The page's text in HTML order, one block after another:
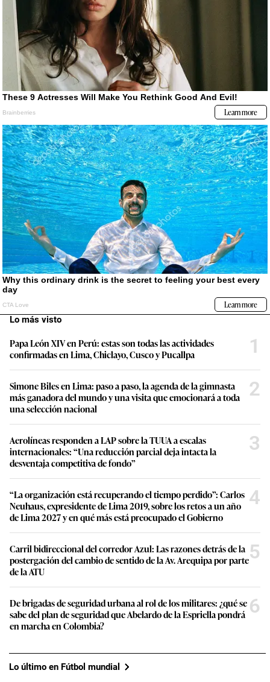
Lo más visto
Papa León XIV en Perú: estas son todas las actividades
confirmadas en Lima, Chiclayo, Cusco y Pucallpa
1
Simone Biles en Lima: paso a paso, la agenda de la gimnasta
más ganadora del mundo y una visita que emocionará a toda
una selección nacional
2
Aerolíneas responden a LAP sobre la TUUA a escalas
internacionales: “Una reducción parcial deja intacta la
desventaja competitiva de fondo”
3
“La organización está recuperando el tiempo perdido”: Carlos
Neuhaus, expresidente de Lima 2019, sobre los retos a un año
de Lima 2027 y en qué más está preocupado el Gobierno
4
Carril bidireccional del corredor Azul: Las razones detrás de la
postergación del cambio de sentido de la Av. Arequipa por parte
de la ATU
5
De brigadas de seguridad urbana al rol de los militares: ¿qué se
sabe del plan de seguridad que Abelardo de la Espriella pondrá
en marcha en Colombia?
6
Lo último en Fútbol mundial